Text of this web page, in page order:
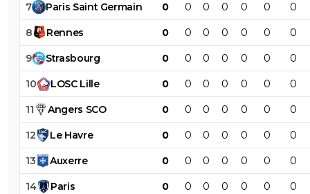
7 Paris Saint Germain 0 0 0 0 0 0 0
8 Rennes 0 0 0 0 0 0 0
9 Strasbourg 0 0 0 0 0 0 0
10 LOSC Lille 0 0 0 0 0 0 0
11 Angers SCO 0 0 0 0 0 0 0
12 Le Havre 0 0 0 0 0 0 0
13 Auxerre 0 0 0 0 0 0 0
14 Paris 0 0 0 0 0 0 0